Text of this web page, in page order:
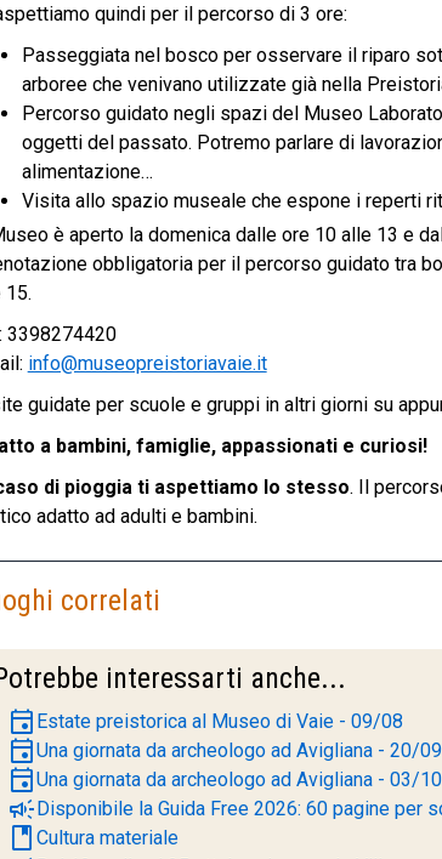
quindi per il percorso di 3 ore:
Passeggiata nel bosco per osservare il riparo
arboree che venivano utilizzate già nella
Percorso guidato negli spazi del Museo
oggetti del passato. Potremo parlare di
alimentazione…
Visita allo spazio museale che espone i reperti
è aperto la domenica dalle ore 10 alle 13 e
obbligatoria per il percorso guidato tra
15.
3398274420
info@museopreistoriavaie.it
guidate per scuole e gruppi in altri giorni su
a bambini, famiglie, appassionati e curiosi!
di pioggia ti aspettiamo lo stesso. Il
adatto ad adulti e bambini.
correlati
interessarti anche...
event Estate preistorica al Museo di Vaie - 09/08
eventUna giornata da archeologo ad Avigliana - 20/09
eventUna giornata da archeologo ad Avigliana - 03/10
campaignDisponibile la Guida Free 2026: 60 pagine per
book Cultura materiale